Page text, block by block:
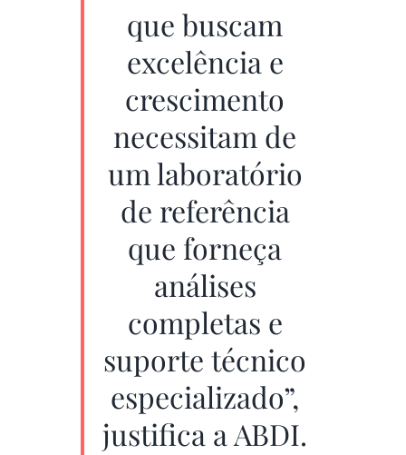
que buscam
excelência e
crescimento
necessitam de
um laboratório
de referência
que forneça
análises
completas e
suporte técnico
especializado”,
justifica a ABDI.